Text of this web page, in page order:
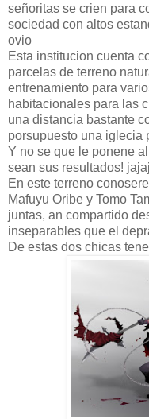
señoritas se crien para
sociedad con altos
ovio
Esta institucion cuenta
parcelas de terreno
entrenamiento para
habitacionales para las
una distancia bastante
porsupuesto una iglecia
Y no se que le ponene
sean sus resultados! jajaj
En este terreno
Mafuyu Oribe y Tomo
juntas, an compartido
inseparables que el
De estas dos chicas